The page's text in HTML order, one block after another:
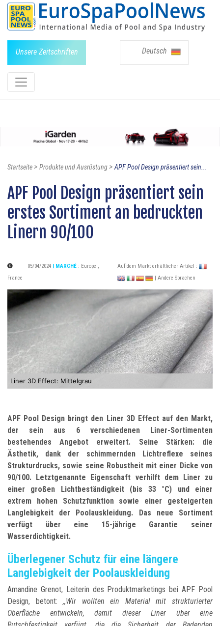
Unsere Zeitschriften Deutsch
Startseite> Produkte und Ausrüstung>APF Pool Design präsentiert sein...
APF Pool Design präsentiert sein
erstes Sortiment an bedruckten
Linern 90/100
05/04/2024 | MARCHÉ : Europe ,
France
Auf dem Markt erhältlicher Artikel :
| Andere Sprachen
Liner 3D Effect: Mittelgrau
APF Pool Design bringt den Liner 3D Effect auf den Markt,
der sein aus 6 verschiedenen Liner-Sortimenten
bestehendes Angebot erweitert. Seine Stärken: die
Ästhetik, dank der schimmernden Lichtreflexe seines
Strukturdrucks, sowie seine Robustheit mit einer Dicke von
90/100. Letztgenannte Eigenschaft verhilft dem Liner zu
einer großen Lichtbeständigkeit (bis 33 °C) und einer
extrem hohen Schutzfunktion sowie einer gesteigerten
Langlebigkeit der Poolauskleidung. Das neue Sortiment
verfügt über eine 15-jährige Garantie seiner
Wasserdichtigkeit.
Überlegener Schutz für eine längere
Langlebigkeit der Poolauskleidung
Amandine Grenot, Leiterin des Produktmarketings bei APF Pool
Design, betont:,,Wir wollten ein Material mit strukturierter
Oberfläche entwickeln, damit dieser Liner über eine